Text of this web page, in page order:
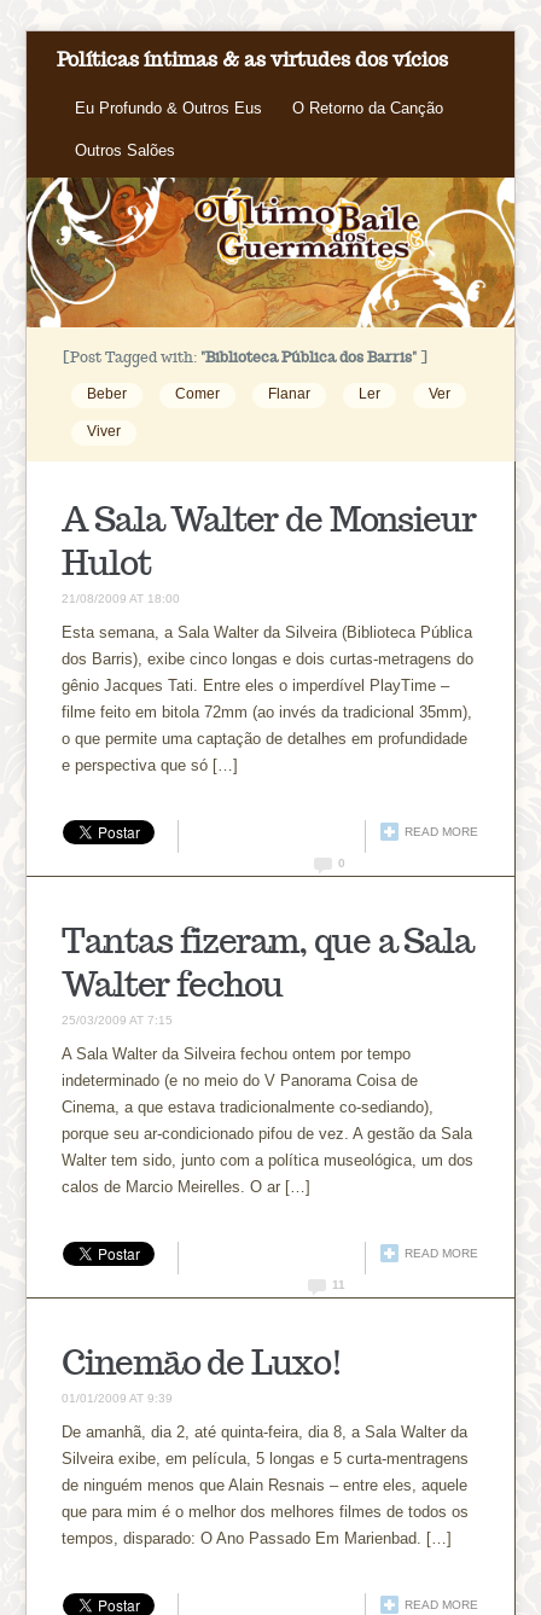
Políticas íntimas & as virtudes dos vícios
Eu Profundo & Outros Eus O Retorno da Canção
Outros Salões
[Post Tagged with: "Biblioteca Pública dos Barris" ]
Beber Comer Flanar Ler Ver
Viver
A Sala Walter de Monsieur
Hulot
21/08/2009 AT 18:00
Esta semana, a Sala Walter da Silveira (Biblioteca Pública
dos Barris), exibe cinco longas e dois curtas-metragens do
gênio Jacques Tati. Entre eles o imperdível PlayTime –
filme feito em bitola 72mm (ao invés da tradicional 35mm),
o que permite uma captação de detalhes em profundidade
e perspectiva que só […]
READ MORE
0
Tantas fizeram, que a Sala
Walter fechou
25/03/2009 AT 7:15
A Sala Walter da Silveira fechou ontem por tempo
indeterminado (e no meio do V Panorama Coisa de
Cinema, a que estava tradicionalmente co-sediando),
porque seu ar-condicionado pifou de vez. A gestão da Sala
Walter tem sido, junto com a política museológica, um dos
calos de Marcio Meirelles. O ar […]
READ MORE
11
Cinemão de Luxo!
01/01/2009 AT 9:39
De amanhã, dia 2, até quinta-feira, dia 8, a Sala Walter da
Silveira exibe, em película, 5 longas e 5 curta-mentragens
de ninguém menos que Alain Resnais – entre eles, aquele
que para mim é o melhor dos melhores filmes de todos os
tempos, disparado: O Ano Passado Em Marienbad. […]
READ MORE